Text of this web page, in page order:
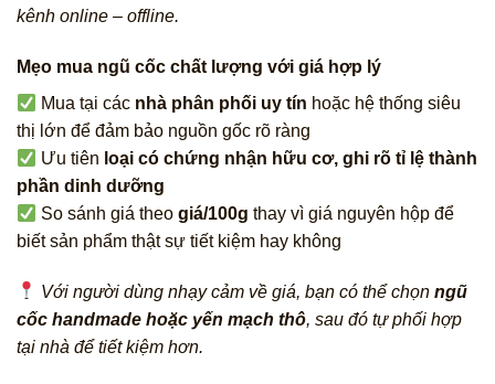
kênh online – offline.
Mẹo mua ngũ cốc chất lượng với giá hợp lý
Mua tại các nhà phân phối uy tín hoặc hệ thống siêu
thị lớn để đảm bảo nguồn gốc rõ ràng
Ưu tiên loại có chứng nhận hữu cơ, ghi rõ tỉ lệ thành
phần dinh dưỡng
So sánh giá theogiá/100g thay vì giá nguyên hộp để
biết sản phẩm thật sự tiết kiệm hay không
Với người dùng nhạy cảm về giá, bạn có thể chọnngũ
cốc handmade hoặc yến mạch thô, sau đó tự phối hợp
tại nhà để tiết kiệm hơn.